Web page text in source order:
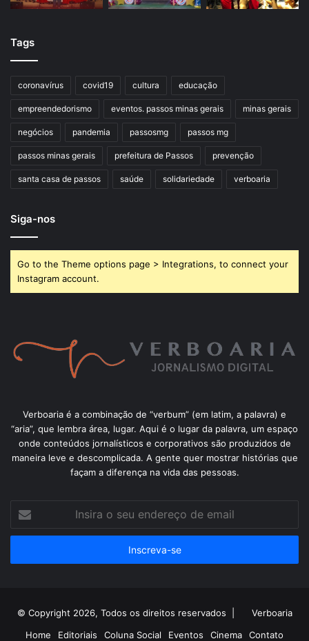
Tags
coronavírus covid19 cultura educação
empreendedorismo eventos. passos minas gerais minas gerais
negócios pandemia passosmg passos mg
passos minas gerais prefeitura de Passos prevenção
santa casa de passos saúde solidariedade verboaria
Siga-nos
Go to the Theme options page > Integrations, to connect your
Instagram account.
Verboaria é a combinação de “verbum” (em latim, a palavra) e
“aria”, que lembra área, lugar. Aqui é o lugar da palavra, um espaço
onde conteúdos jornalísticos e corporativos são produzidos de
maneira leve e descomplicada. A gente quer mostrar histórias que
façam a diferença na vida das pessoas.
seu
de
© Copyright 2026, Todos os direitos reservados |
Verboaria
Home
Editoriais Coluna Social Eventos Cinema Contato